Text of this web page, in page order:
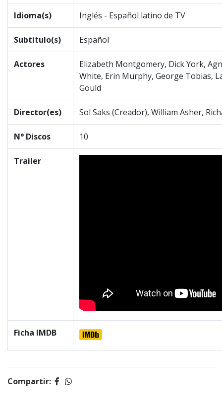
Idioma(s) Inglés - Español latino de TV
Subtitulo(s) Español
Actores
Elizabeth Montgomery, Dick York,
White, Erin Murphy, George Tobias,
Gould
Director(es) Sol Saks (Creador), William Asher,
N° Discos 10
Trailer
Ficha IMDB
Compartir: